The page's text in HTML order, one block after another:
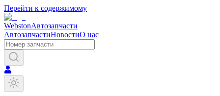
Перейти к содержимому
WebstonАвтозапчасти
АвтозапчастиНовостиО нас